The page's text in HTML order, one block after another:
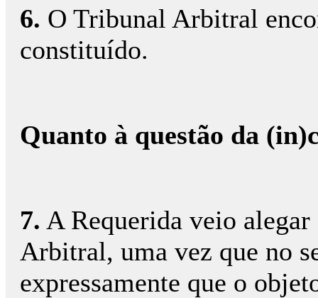
6. O Tribunal Arbitral
constituído.
Quanto à questão da
7. A Requerida veio
Arbitral, uma vez que no
expressamente que o